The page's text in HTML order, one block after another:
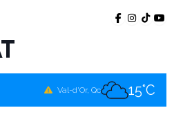
Val-d'Or, Qc 15°C